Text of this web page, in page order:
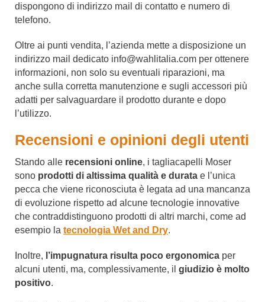
dispongono di indirizzo mail di contatto e numero di
telefono.
Oltre ai punti vendita, l’azienda mette a disposizione un
indirizzo mail dedicato info@wahlitalia.com per ottenere
informazioni, non solo su eventuali riparazioni, ma
anche sulla corretta manutenzione e sugli accessori più
adatti per salvaguardare il prodotto durante e dopo
l’utilizzo.
Recensioni e opinioni degli utenti
Stando alle recensioni online, i tagliacapelli Moser
sono prodotti di altissima qualità e durata e l’unica
pecca che viene riconosciuta è legata ad una mancanza
di evoluzione rispetto ad alcune tecnologie innovative
che contraddistinguono prodotti di altri marchi, come ad
esempio la tecnologia Wet and Dry.
Inoltre, l’impugnatura risulta poco ergonomica per
alcuni utenti, ma, complessivamente, il giudizio è molto
positivo.